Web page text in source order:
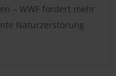
– WWF fordert mehr
Naturzerstörung